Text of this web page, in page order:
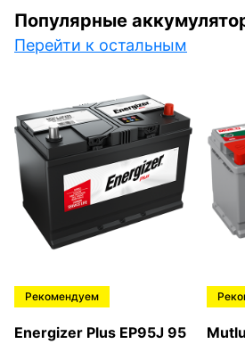
Популярные
Перейти к остальным
Рекомендуем
Energizer Plus EP95J 95